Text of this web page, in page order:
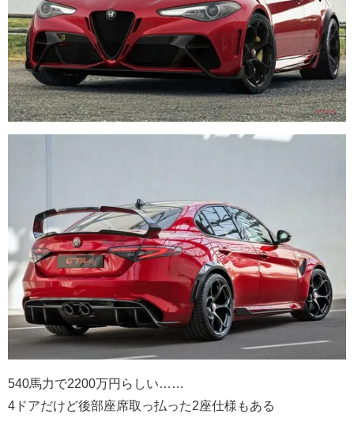
540馬力で2200万円らしい……
4ドアだけど後部座席取っ払った2座仕様もある